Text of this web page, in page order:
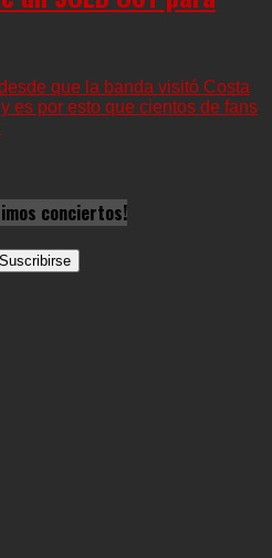
que la banda visitó Costa
es por esto que cientos de fans
conciertos!